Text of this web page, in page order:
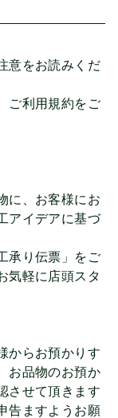
意をお読みくだ
ご利用規約をご
に、お客様にお
アイデアに基づ
承り伝票」をご
気軽に店頭スタ
からお預かりす
お品物のお預か
させて頂きます
告ますようお願